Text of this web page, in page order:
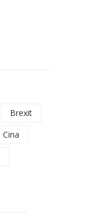
Brexit
Cina